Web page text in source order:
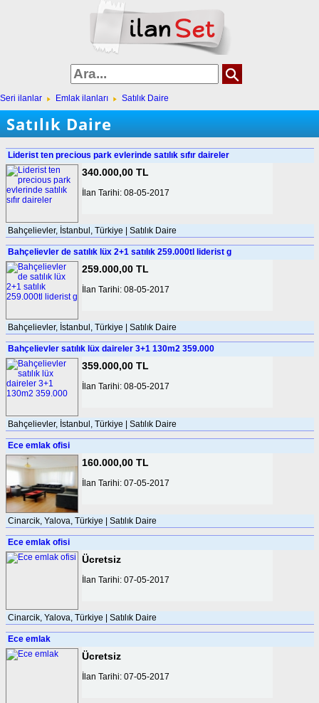
Seri ilanlar Emlak ilanları Satılık Daire
Satılık Daire
Liderist ten precious park evlerinde satılık sıfır daireler
340.000,00 TL
İlan Tarihi: 08-05-2017
Bahçelievler, İstanbul, Türkiye | Satılık Daire
Bahçelievler de satılık lüx 2+1 satılık 259.000tl liderist g
259.000,00 TL
İlan Tarihi: 08-05-2017
Bahçelievler, İstanbul, Türkiye | Satılık Daire
Bahçelievler satılık lüx daireler 3+1 130m2 359.000
359.000,00 TL
İlan Tarihi: 08-05-2017
Bahçelievler, İstanbul, Türkiye | Satılık Daire
Ece emlak ofisi
160.000,00 TL
İlan Tarihi: 07-05-2017
Cinarcik, Yalova, Türkiye | Satılık Daire
Ece emlak ofisi
Ücretsiz
İlan Tarihi: 07-05-2017
Cinarcik, Yalova, Türkiye | Satılık Daire
Ece emlak
Ücretsiz
İlan Tarihi: 07-05-2017